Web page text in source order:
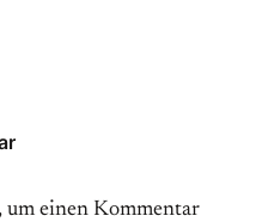
um einen Kommentar